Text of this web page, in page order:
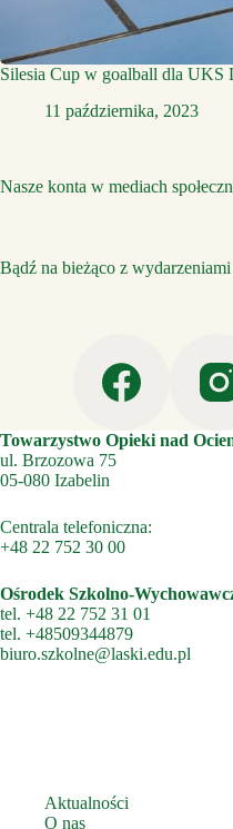
Silesia Cup w goalball dla UKS
11 października, 2023
Nasze konta w mediach
Bądź na bieżąco z
Towarzystwo Opieki nad
ul. Brzozowa 75
05-080 Izabelin
Centrala telefoniczna:
+48 22 752 30 00
Ośrodek Szkolno-
tel. +48 22 752 31 01
tel. +48509344879
biuro.szkolne@laski.edu.pl
Aktualności
O nas